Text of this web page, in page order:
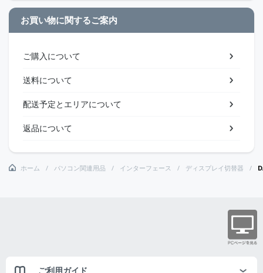
お買い物に関するご案内
ご購入について
送料について
配送予定とエリアについて
返品について
ホーム パソコン関連用品 インターフェース ディスプレイ切替器
ご利用ガイド